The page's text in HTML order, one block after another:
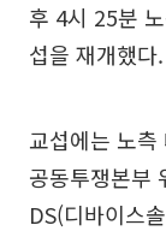
후 4시 25분
섭을 재개했다.
교섭에는 노
공동투쟁본부
DS(디바이스